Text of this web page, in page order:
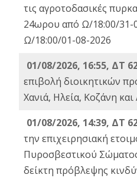
τις αγροτοδασικές
24ωρου από Ω/18:00/31-
Ω/18:00/01-08-2026
01/08/2026, 16:55, ΔΤ
επιβολή διοικητικών
Χανιά, Ηλεία, Κοζάνη και
01/08/2026, 14:39, ΔΤ
την επιχειρησιακή
Πυροσβεστικού
δείκτη πρόβλεψης